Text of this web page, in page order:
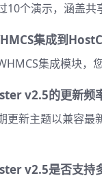
10个演示，涵盖共
集成到
集成模块，
v2.5的更新频
更新主题以兼容最
v2.5是否支持